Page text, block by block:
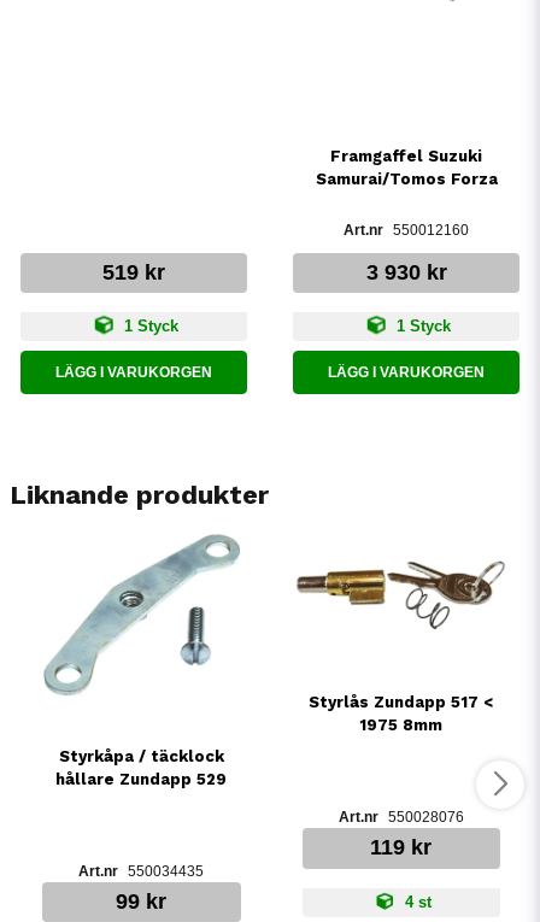
519 kr
1 Styck
LÄGG I VARUKORGEN
Framgaffel Suzuki
Samurai/Tomos Forza
550012160
3 930 kr
1 Styck
LÄGG I VARUKORGEN
Liknande produkter
Styrkåpa / täcklock
hållare Zundapp 529
550034435
99 kr
Styrlås Zundapp 517 <
1975 8mm
550028076
119 kr
4 st